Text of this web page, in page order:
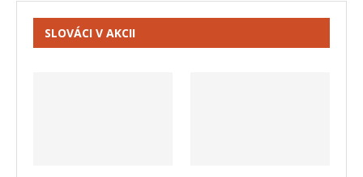
SLOVÁCI V AKCII